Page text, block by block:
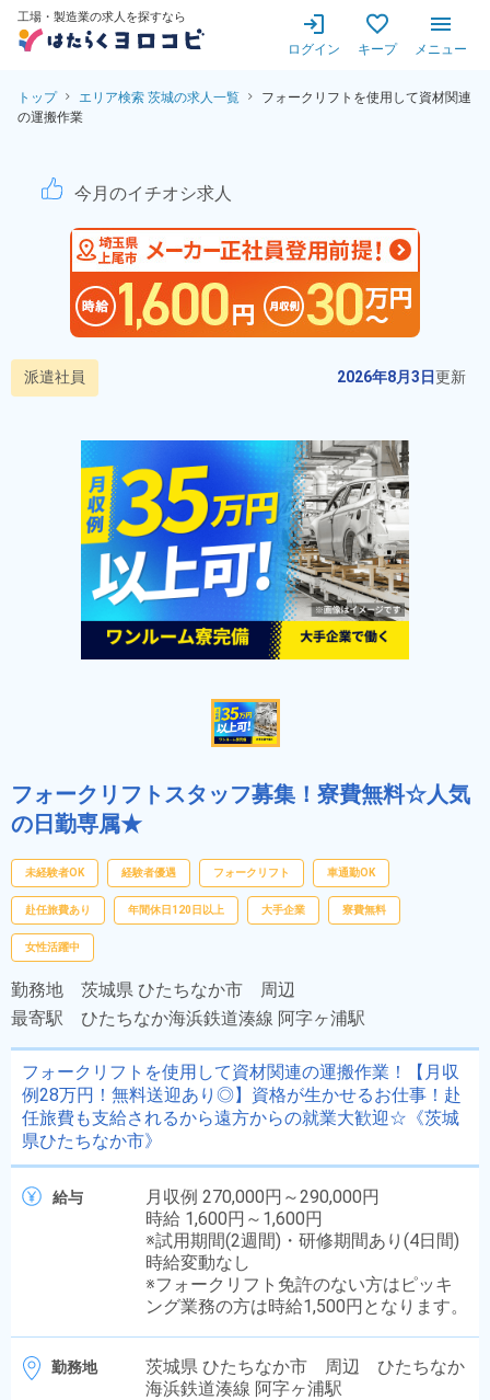
工場・製造業の求人を探すなら
ログイン キープ メニュー
トップ エリア検索 茨城の求人一覧
フォークリフトを使用して資材関連
の運搬作業
フォークリフトを使用して
今月のイチオシ求人
派遣社員 2026年8月3日更新
フォークリフトスタッフ募集！寮費無料☆人気
の日勤専属★
未経験者OK 経験者優遇 フォークリフト 車通勤OK
赴任旅費あり 年間休日120日以上 大手企業 寮費無料
女性活躍中
勤務地 茨城県 ひたちなか市 周辺
最寄駅 ひたちなか海浜鉄道湊線 阿字ヶ浦駅
フォークリフトを使用して資材関連の運搬作業！【月収
例28万円！無料送迎あり◎】資格が生かせるお仕事！赴
任旅費も支給されるから遠方からの就業大歓迎☆《茨城
県ひたちなか市》
給与
月収例 270,000円～290,000円
時給 1,600円～1,600円
※試用期間(2週間)・研修期間あり(4日間)
時給変動なし
※フォークリフト免許のない方はピッキ
ング業務の方は時給1,500円となります。
勤務地
茨城県 ひたちなか市 周辺 ひたちなか
海浜鉄道湊線 阿字ヶ浦駅